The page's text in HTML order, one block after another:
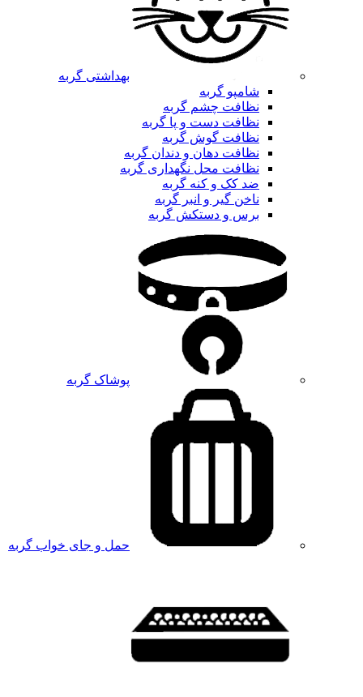
بهداشتی گربه
شامپو گربه
نظافت چشم گربه
نظافت دست و پا گربه
نظافت گوش گربه
نظافت دهان و دندان گربه
نظافت محل نگهداری گربه
ضد کک و کنه گربه
ناخن گیر و انبر گربه
برس و دستکش گربه
پوشاک گربه
حمل و جای خواب گربه